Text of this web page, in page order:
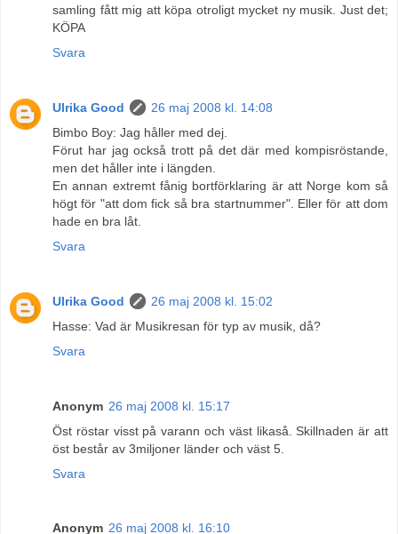
samling fått mig att köpa otroligt mycket ny musik. Just det;
KÖPA
Svara
Ulrika Good
26 maj 2008 kl. 14:08
Bimbo Boy: Jag håller med dej.
Förut har jag också trott på det där med kompisröstande,
men det håller inte i längden.
En annan extremt fånig bortförklaring är att Norge kom så
högt för "att dom fick så bra startnummer". Eller för att dom
hade en bra låt.
Svara
Ulrika Good
26 maj 2008 kl. 15:02
Hasse: Vad är Musikresan för typ av musik, då?
Svara
Anonym 26 maj 2008 kl. 15:17
Öst röstar visst på varann och väst likaså. Skillnaden är att
öst består av 3miljoner länder och väst 5.
Svara
Anonym 26 maj 2008 kl. 16:10